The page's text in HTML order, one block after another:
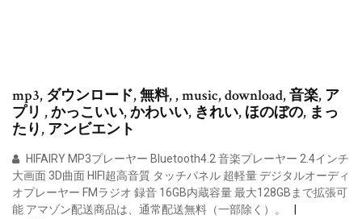
mp3, ダウンロード, 無料, , music, download, 音楽, ア
プリ , かっこいい, かわいい, きれい, ほのぼの, まっ
たり, アンビエント
HIFAIRY MP3プレーヤー Bluetooth4.2 音楽プレーヤー 2.4インチ
大画面 3D曲面 HIFI超高音質 タッチパネル 超軽量 デジタルオーディ
オプレーヤー FMラジオ 録音 16GB内蔵容量 最大128GBまで拡張可
能 アマゾン配送商品は、通常配送無料（一部除く）。